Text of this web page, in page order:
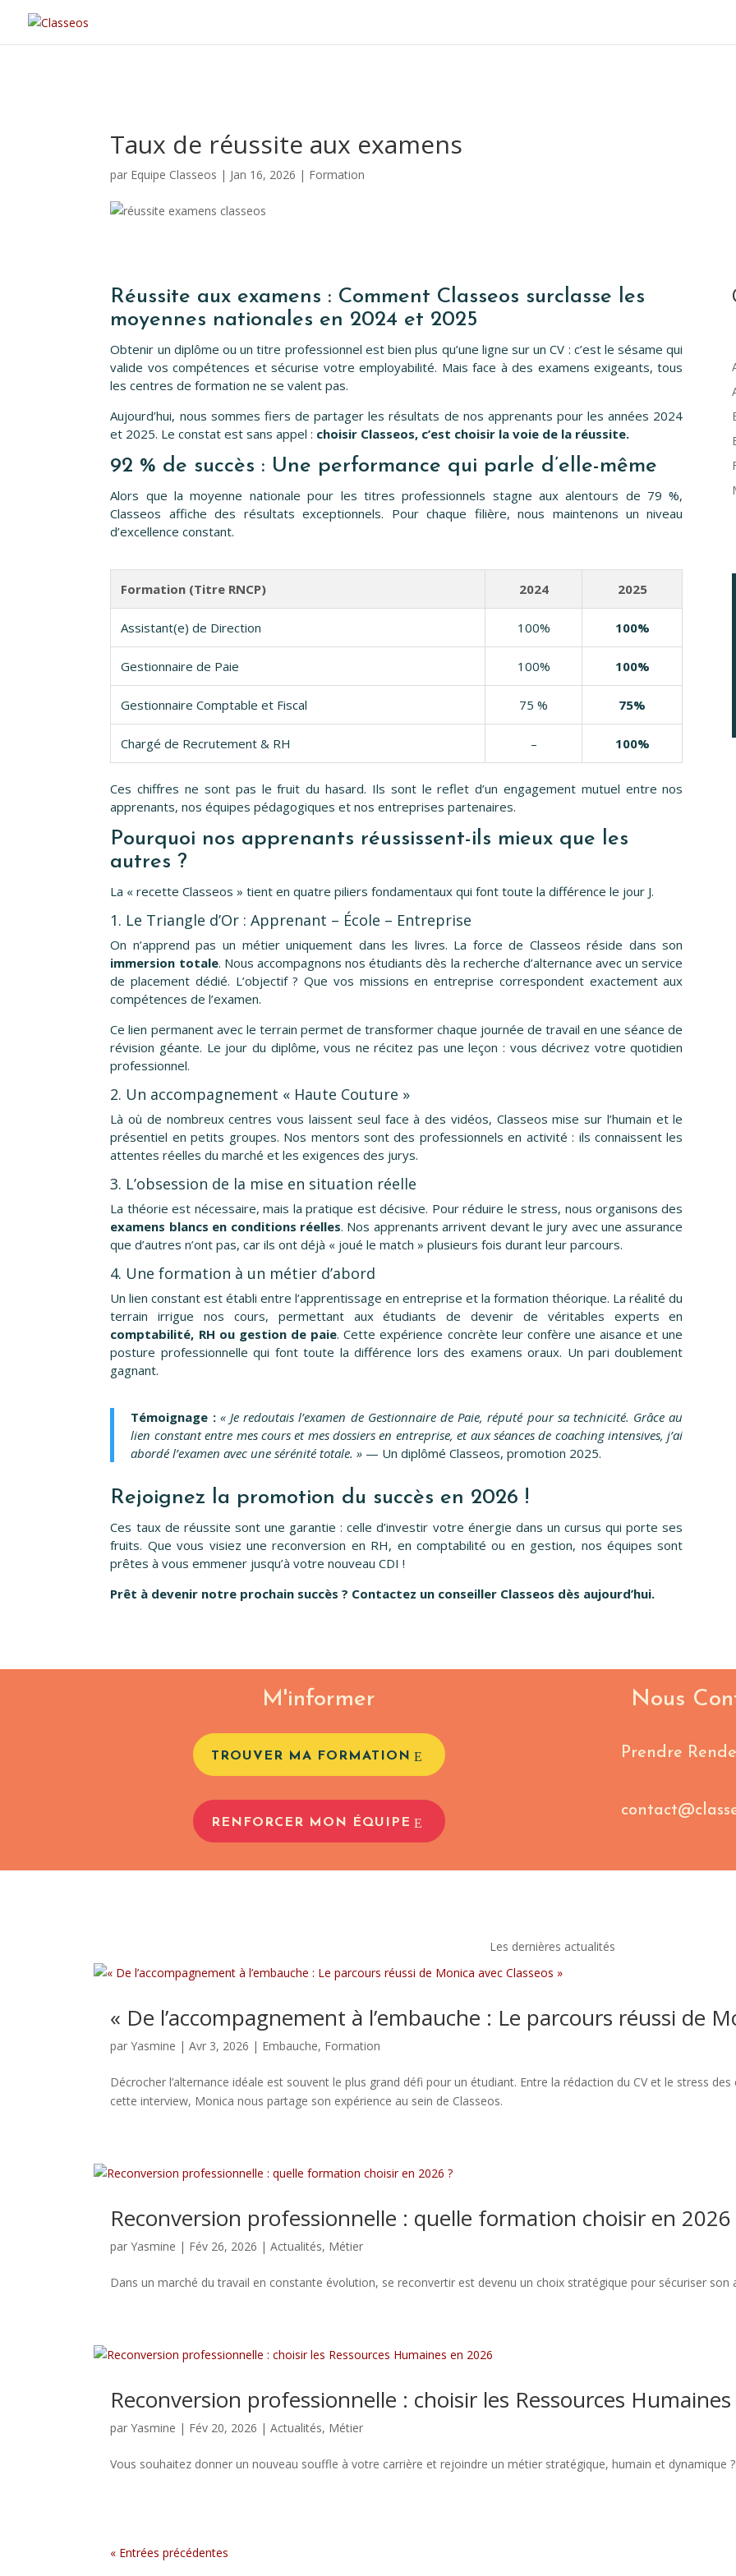
Taux de réussite aux examens
par Equipe Classeos | Jan 16, 2026 | Formation
Réussite aux examens : Comment Classeos surclasse les
moyennes nationales en 2024 et 2025
Obtenir un diplôme ou un titre professionnel est bien plus qu’une ligne sur un CV : c’est le sésame qui
valide vos compétences et sécurise votre employabilité. Mais face à des examens exigeants, tous
les centres de formation ne se valent pas.
Aujourd’hui, nous sommes fiers de partager les résultats de nos apprenants pour les années 2024
et 2025. Le constat est sans appel : choisir Classeos, c’est choisir la voie de la réussite.
92 % de succès : Une performance qui parle d’elle-même
Alors que la moyenne nationale pour les titres professionnels stagne aux alentours de 79 %,
Classeos affiche des résultats exceptionnels. Pour chaque filière, nous maintenons un niveau
d’excellence constant.
Formation (Titre RNCP) 2024 2025
Assistant(e) de Direction 100% 100%
Gestionnaire de Paie 100% 100%
Gestionnaire Comptable et Fiscal 75 % 75%
Chargé de Recrutement & RH – 100%
Ces chiffres ne sont pas le fruit du hasard. Ils sont le reflet d’un engagement mutuel entre nos
apprenants, nos équipes pédagogiques et nos entreprises partenaires.
Pourquoi nos apprenants réussissent-ils mieux que les
autres ?
La « recette Classeos » tient en quatre piliers fondamentaux qui font toute la différence le jour J.
1. Le Triangle d’Or : Apprenant – École – Entreprise
On n’apprend pas un métier uniquement dans les livres. La force de Classeos réside dans son
immersion totale. Nous accompagnons nos étudiants dès la recherche d’alternance avec un service
de placement dédié. L’objectif ? Que vos missions en entreprise correspondent exactement aux
compétences de l’examen.
Ce lien permanent avec le terrain permet de transformer chaque journée de travail en une séance de
révision géante. Le jour du diplôme, vous ne récitez pas une leçon : vous décrivez votre quotidien
professionnel.
2. Un accompagnement « Haute Couture »
Là où de nombreux centres vous laissent seul face à des vidéos, Classeos mise sur l’humain et le
présentiel en petits groupes. Nos mentors sont des professionnels en activité : ils connaissent les
attentes réelles du marché et les exigences des jurys.
3. L’obsession de la mise en situation réelle
La théorie est nécessaire, mais la pratique est décisive. Pour réduire le stress, nous organisons des
examens blancs en conditions réelles. Nos apprenants arrivent devant le jury avec une assurance
que d’autres n’ont pas, car ils ont déjà « joué le match » plusieurs fois durant leur parcours.
4. Une formation à un métier d’abord
Un lien constant est établi entre l’apprentissage en entreprise et la formation théorique. La réalité du
terrain irrigue nos cours, permettant aux étudiants de devenir de véritables experts en
comptabilité, RH ou gestion de paie. Cette expérience concrète leur confère une aisance et une
posture professionnelle qui font toute la différence lors des examens oraux. Un pari doublement
gagnant.
Témoignage : « Je redoutais l’examen de Gestionnaire de Paie, réputé pour sa technicité. Grâce au
lien constant entre mes cours et mes dossiers en entreprise, et aux séances de coaching intensives, j’ai
abordé l’examen avec une sérénité totale. » — Un diplômé Classeos, promotion 2025.
Rejoignez la promotion du succès en 2026 !
Ces taux de réussite sont une garantie : celle d’investir votre énergie dans un cursus qui porte ses
fruits. Que vous visiez une reconversion en RH, en comptabilité ou en gestion, nos équipes sont
prêtes à vous emmener jusqu’à votre nouveau CDI !
Prêt à devenir notre prochain succès ? Contactez un conseiller Classeos dès aujourd’hui.
M'informer
TROUVER MA FORMATION
RENFORCER MON ÉQUIPE
Nous
Prendre
Les dernières actualités
« De l’accompagnement à l’embauche : Le parcours réussi de
parYasmine |Avr 3, 2026 | Embauche, Formation
Décrocher l’alternance idéale est souvent le plus grand défi pour un étudiant. Entre la rédaction du CV et le stress
cette interview, Monica nous partage son expérience au sein de Classeos.
Reconversion professionnelle : quelle formation choisir en 2026
parYasmine | Fév 26, 2026 |Actualités, Métier
Dans un marché du travail en constante évolution, se reconvertir est devenu un choix stratégique pour sécuriser son
Reconversion professionnelle : choisir les Ressources
parYasmine | Fév 20, 2026 |Actualités, Métier
Vous souhaitez donner un nouveau souffle à votre carrière et rejoindre un métier stratégique, humain et dynamique
« Entrées précédentes